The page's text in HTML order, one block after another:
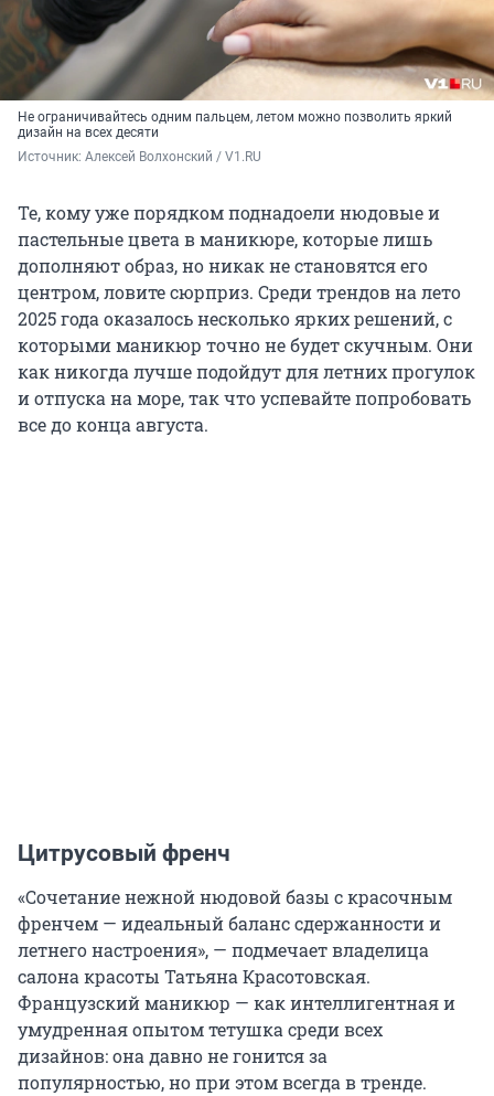
Не ограничивайтесь одним пальцем, летом можно позволить яркий
дизайн на всех десяти
Источник: Алексей Волхонский / V1.RU
Те, кому уже порядком поднадоели нюдовые и
пастельные цвета в маникюре, которые лишь
дополняют образ, но никак не становятся его
центром, ловите сюрприз. Среди трендов на лето
2025 года оказалось несколько ярких решений, с
которыми маникюр точно не будет скучным. Они
как никогда лучше подойдут для летних прогулок
и отпуска на море, так что успевайте попробовать
все до конца августа.
Цитрусовый френч
«Сочетание нежной нюдовой базы с красочным
френчем — идеальный баланс сдержанности и
летнего настроения», — подмечает владелица
салона красоты Татьяна Красотовская.
Французский маникюр — как интеллигентная и
умудренная опытом тетушка среди всех
дизайнов: она давно не гонится за
популярностью, но при этом всегда в тренде.